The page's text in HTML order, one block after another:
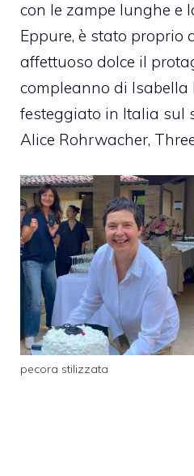
con le zampe lunghe e
Eppure, è stato proprio
affettuoso dolce il
compleanno di Isabella
festeggiato in Italia sul
Alice Rohrwacher,
pecora stilizzata